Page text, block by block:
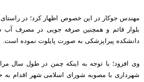
مهندس جوکار در این خصوص اظهار کرد؛ در
بلوار قائم و همچنین صرفه جویی در مصرف آب
دانشکده پیراپزشکی به صورت پایلوت نموده است.
وی افزود؛ با توجه به اینکه چمن در طول سال
شهرداری با مصوبه شورای اسلامی شهر اقدام